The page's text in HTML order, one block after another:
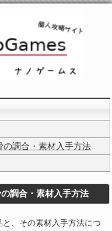
の調合・素材入手方法
調合・素材入手方法
、その素材入手方法につ